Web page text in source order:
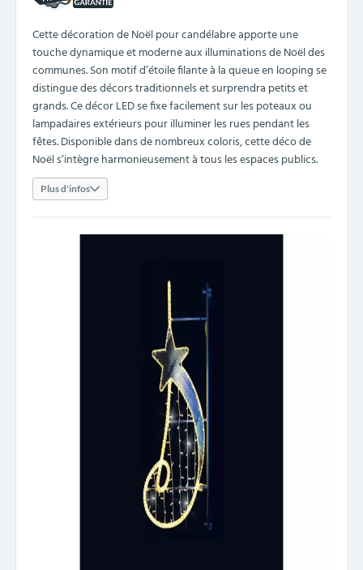
Cette décoration de Noël pour candélabre apporte une
touche dynamique et moderne aux illuminations de Noël des
communes. Son motif d’étoile filante à la queue en looping se
distingue des décors traditionnels et surprendra petits et
grands. Ce décor LED se fixe facilement sur les poteaux ou
lampadaires extérieurs pour illuminer les rues pendant les
fêtes. Disponible dans de nombreux coloris, cette déco de
Noël s’intègre harmonieusement à tous les espaces publics.
Plus d'infos